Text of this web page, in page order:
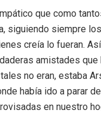
que como
siguiendo siempre
creía lo fueran.
amistades
no eran, estaba
había ido a parar
en nuestro